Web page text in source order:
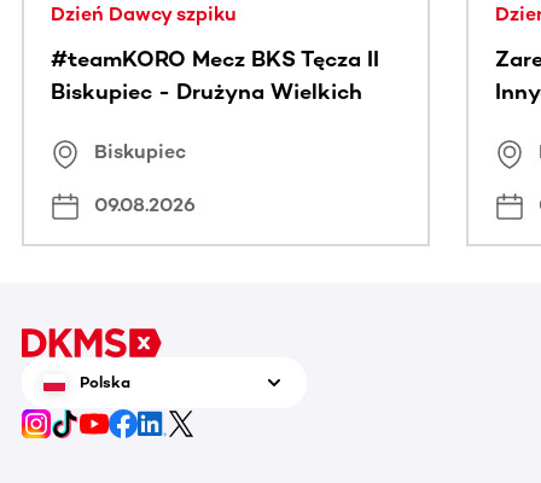
Dzień Dawcy szpiku
#teamKORO Mecz BKS Tęcza II
Biskupiec - Drużyna Wielkich
Biskupiec
09.08.2026
Polska